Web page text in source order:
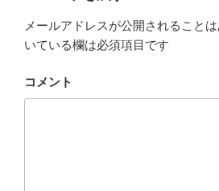
メールアドレスが公開されることは
いている欄は必須項目です
コメント